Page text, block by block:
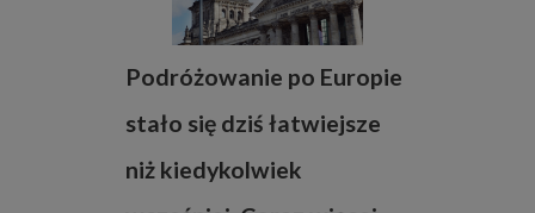
Podróżowanie po Europie
stało się dziś łatwiejsze
niż kiedykolwiek